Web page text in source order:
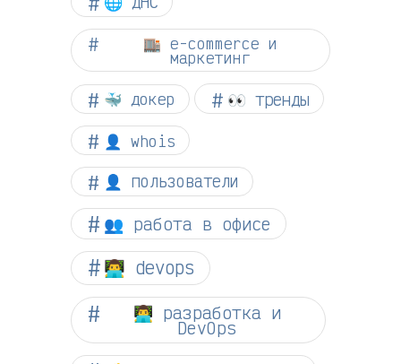
🏬 e-commerce и
маркетинг
🐳 докер 👀 тренды
👤 whois
👤 пользователи
👥 работа в офисе
👨‍💻 devops
👨‍💻 разработка и
DevOps